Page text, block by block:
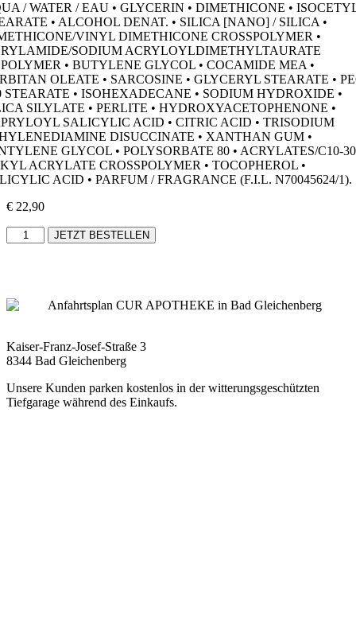
/ WATER / EAU • GLYCERIN • DIMETHICONE •
• ALCOHOL DENAT. • SILICA [NANO] / SILICA •
VINYL DIMETHICONE CROSSPOLYMER •
SODIUM ACRYLOYLDIMETHYLTAURATE
• BUTYLENE GLYCOL • COCAMIDE MEA •
OLEATE • SARCOSINE • GLYCERYL STEARATE •
STEARATE • ISOHEXADECANE • SODIUM HYDROXIDE •
SILYLATE • PERLITE • HYDROXYACETOPHENONE •
SALICYLIC ACID • CITRIC ACID • TRISODIUM
DISUCCINATE • XANTHAN GUM •
GLYCOL • POLYSORBATE 80 • ACRYLATES/C10-30
ACRYLATE CROSSPOLYMER • TOCOPHEROL •
ACID • PARFUM / FRAGRANCE (F.I.L. N70045624/1).
€ 22,90
JETZT BESTELLEN
Kaiser-Franz-Josef-Straße 3
8344 Bad Gleichenberg
Unsere Kunden parken kostenlos in der witterungsgeschützten
Tiefgarage während des Einkaufs.